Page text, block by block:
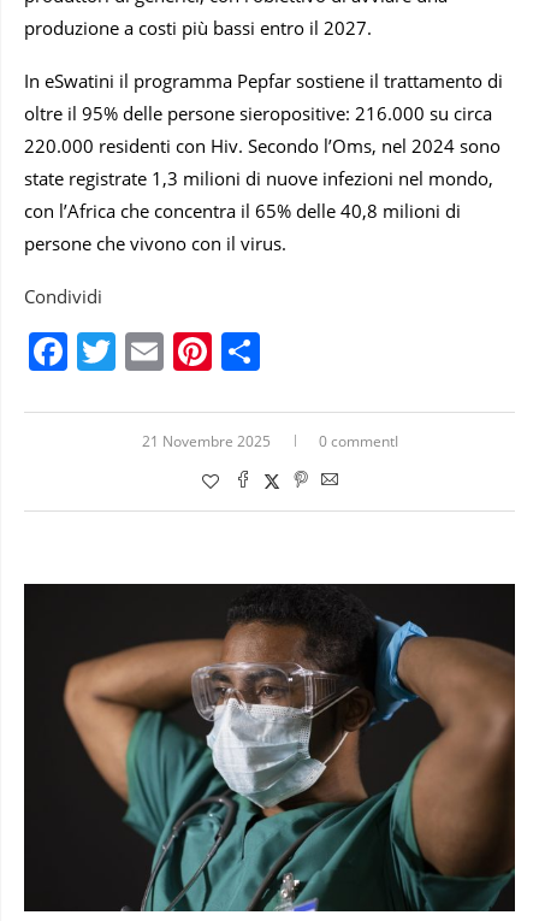
produzione a costi più bassi entro il 2027.
In eSwatini il programma Pepfar sostiene il trattamento di
oltre il 95% delle persone sieropositive: 216.000 su circa
220.000 residenti con Hiv. Secondo l’Oms, nel 2024 sono
state registrate 1,3 milioni di nuove infezioni nel mondo,
con l’Africa che concentra il 65% delle 40,8 milioni di
persone che vivono con il virus.
Condividi
Facebook
Twitter
EmailPinterest
21 Novembre 2025 0 commentI